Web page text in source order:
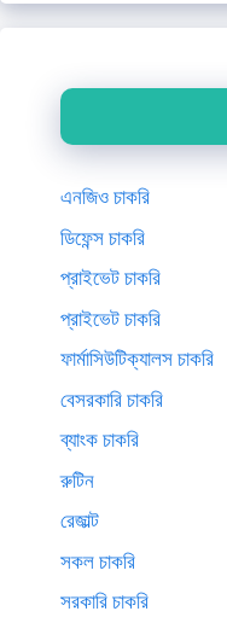
এনজিও চাকরি
ডিফেন্স চাকরি
প্রাইভেট চাকরি
প্রাইভেট চাকরি
ফার্মাসিউটিক্যালস চাকরি
বেসরকারি চাকরি
ব্যাংক চাকরি
রুটিন
রেজাল্ট
সকল চাকরি
সরকারি চাকরি